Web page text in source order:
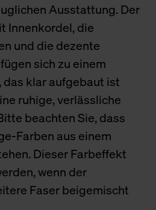
Ausstattung. Der
Innenkordel, die
und die dezente
sich zu einem
klar aufgebaut ist
ruhige, verlässliche
beachten Sie, dass
Farben aus einem
Dieser Farbeffekt
wenn der
Faser beigemischt